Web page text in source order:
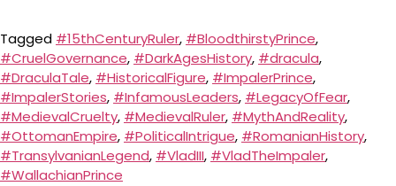
Tagged #15thCenturyRuler, #BloodthirstyPrince,
#CruelGovernance, #DarkAgesHistory, #dracula,
#DraculaTale, #HistoricalFigure, #ImpalerPrince,
#ImpalerStories, #InfamousLeaders, #LegacyOfFear,
#MedievalCruelty, #MedievalRuler, #MythAndReality,
#OttomanEmpire, #PoliticalIntrigue, #RomanianHistory,
#TransylvanianLegend, #VladIII, #VladTheImpaler,
#WallachianPrince